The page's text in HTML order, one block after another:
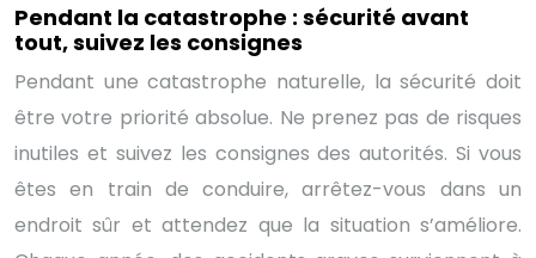
Pendant la catastrophe : sécurité avant
tout, suivez les consignes
Pendant une catastrophe naturelle, la sécurité doit
être votre priorité absolue. Ne prenez pas de risques
inutiles et suivez les consignes des autorités. Si vous
êtes en train de conduire, arrêtez-vous dans un
endroit sûr et attendez que la situation s’améliore.